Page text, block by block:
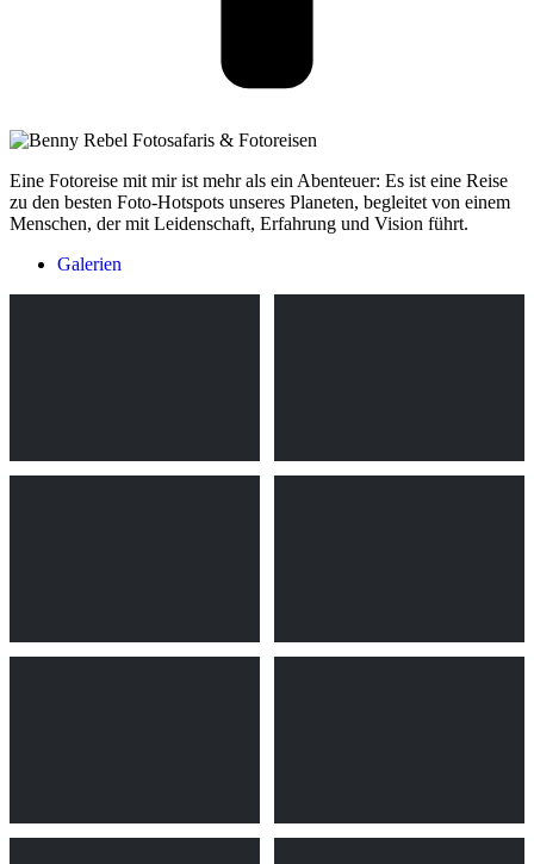
Eine Fotoreise mit mir ist mehr als ein Abenteuer: Es ist eine Reise
zu den besten Foto-Hotspots unseres Planeten, begleitet von einem
Menschen, der mit Leidenschaft, Erfahrung und Vision führt.
Galerien